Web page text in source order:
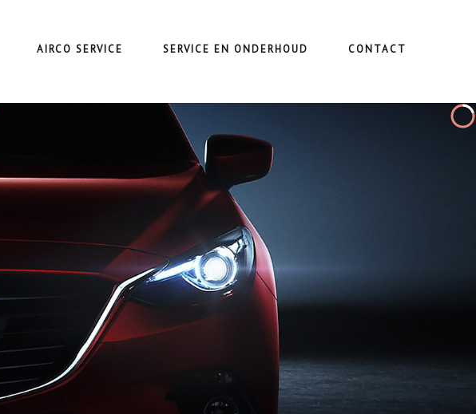
AIRCO SERVICE SERVICE EN ONDERHOUD CONTACT